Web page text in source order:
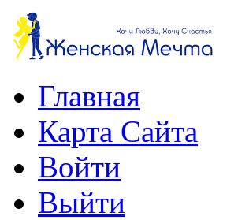
Главная
Карта Сайта
Войти
Выйти